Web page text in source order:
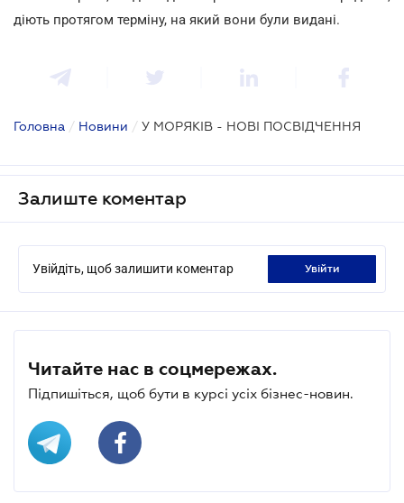
діють протягом терміну, на який вони були видані.
Головна / Новини / У МОРЯКІВ - НОВІ ПОСВІДЧЕННЯ
Залиште коментар
Увійдіть, щоб залишити коментар увійти
Читайте нас в соцмережах.
Підпишіться, щоб бути в курсі усіх бізнес-новин.